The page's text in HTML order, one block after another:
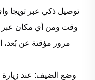
توصيل ذكي عبر تويجا
وقت ومن أي مكان عبر
مرور مؤقتة عن بُعد،
وضع الضيف: عند زيارة